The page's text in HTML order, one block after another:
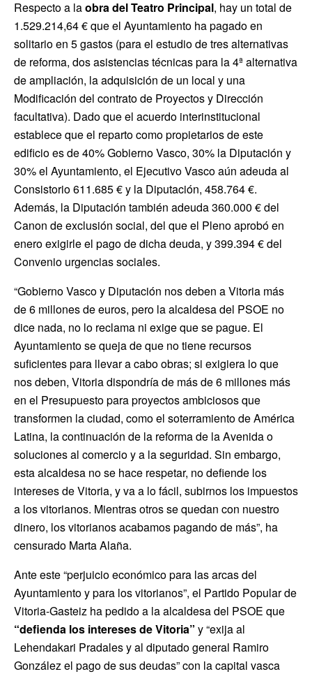
Respecto a laobra del Teatro Principal, hay un total de
1.529.214,64 € que el Ayuntamiento ha pagado en
solitario en 5 gastos (para el estudio de tres alternativas
de reforma, dos asistencias técnicas para la 4ª alternativa
de ampliación, la adquisición de un local y una
Modificación del contrato de Proyectos y Dirección
facultativa). Dado que el acuerdo interinstitucional
establece que el reparto como propietarios de este
edificio es de 40% Gobierno Vasco, 30% la Diputación y
30% el Ayuntamiento, el Ejecutivo Vasco aún adeuda al
Consistorio 611.685 € y la Diputación, 458.764 €.
Además, la Diputación también adeuda 360.000 € del
Canon de exclusión social, del que el Pleno aprobó en
enero exigirle el pago de dicha deuda, y 399.394 € del
Convenio urgencias sociales.
“Gobierno Vasco y Diputación nos deben a Vitoria más
de 6 millones de euros, pero la alcaldesa del PSOE no
dice nada, no lo reclama ni exige que se pague. El
Ayuntamiento se queja de que no tiene recursos
suficientes para llevar a cabo obras; si exigiera lo que
nos deben, Vitoria dispondría de más de 6 millones más
en el Presupuesto para proyectos ambiciosos que
transformen la ciudad, como el soterramiento de América
Latina, la continuación de la reforma de la Avenida o
soluciones al comercio y a la seguridad. Sin embargo,
esta alcaldesa no se hace respetar, no defiende los
intereses de Vitoria, y va a lo fácil, subirnos los impuestos
a los vitorianos. Mientras otros se quedan con nuestro
dinero, los vitorianos acabamos pagando de más”, ha
censurado Marta Alaña.
Ante este “perjuicio económico para las arcas del
Ayuntamiento y para los vitorianos”, el Partido Popular de
Vitoria-Gasteiz ha pedido a la alcaldesa del PSOE que
“defienda los intereses de Vitoria” y “exija al
Lehendakari Pradales y al diputado general Ramiro
González el pago de sus deudas” con la capital vasca